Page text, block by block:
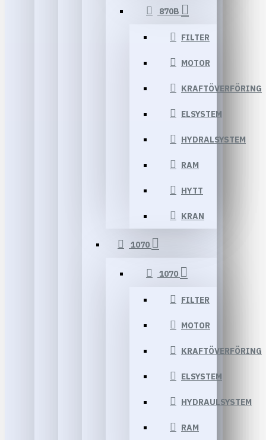
870B
FILTER
MOTOR
KRAFTÖVERFÖRING
ELSYSTEM
HYDRALSYSTEM
RAM
HYTT
KRAN
1070
1070
FILTER
MOTOR
KRAFTÖVERFÖRING
ELSYSTEM
HYDRAULSYSTEM
RAM